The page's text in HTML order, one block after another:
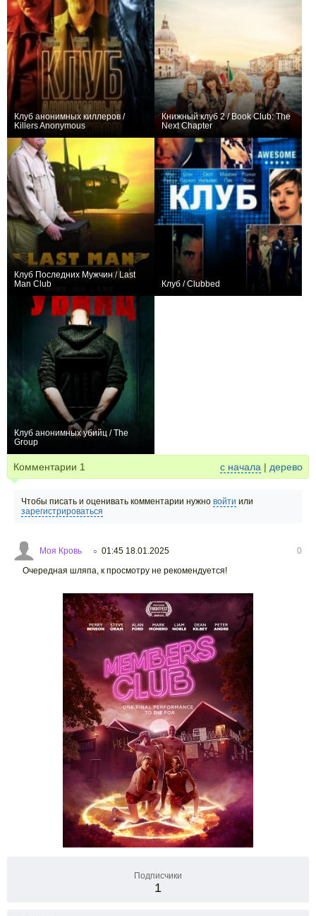
Клуб анонимных киллеров /
Killers Anonymous
Книжный клуб 2 / Book Club: The
Next Chapter
Клуб Последних Мужчин / Last
Man Club
Клуб / Clubbed
Клуб анонимных убийц / The
Group
Комментарии 1 с начала | дерево
Чтобы писать и оценивать комментарии нужно войти или
зарегистрироваться
Моя Кровь ○ 01:45 18.01.2025
0
Очередная шляпа, к просмотру не рекомендуется!
Подписчики
1